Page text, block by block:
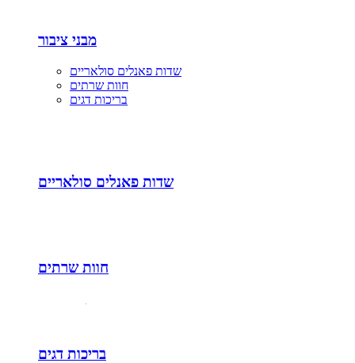
מבני ציבור
שדות פאנלים סולאריים
חוות שרתים
בריכות דגים
שדות פאנלים סולאריים
חוות שרתים
בריכות דגים